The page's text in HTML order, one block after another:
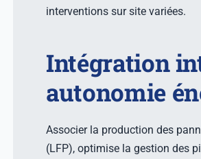
interventions sur site variées.
Intégration
autonomie
Associer la production des
(LFP), optimise la gestion des